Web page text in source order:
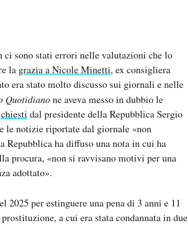
ci sono stati errori nelle valutazioni che lo
la grazia a Nicole Minetti, ex consigliera
era stato molto discusso sui giornali e nelle
Quotidianone aveva messo in dubbio le
chiesti dal presidente della Repubblica Sergio
le notizie riportate dal giornale «non
Repubblica ha diffuso una nota in cui ha
procura, «non si ravvisano motivi per una
adottato».
per estinguere una pena di 3 anni e 11
a cui era stata condannata in due